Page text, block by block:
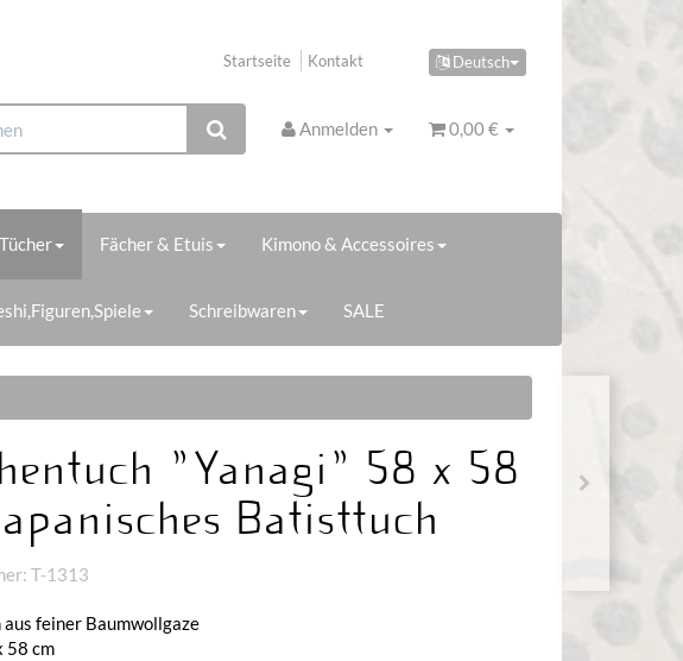
Deutsch
Startseite Kontakt
Anmelden 0,00 €
Tücher Fächer & Etuis Kimono & Accessoires
Schreibwaren SALE
"Yanagi" 58 x 58
Batisttuch
T-1313
aus feiner Baumwollgaze
58 cm